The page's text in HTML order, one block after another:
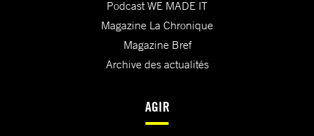
Podcast WE MADE IT
Magazine La Chronique
Magazine Bref
Archive des actualités
AGIR